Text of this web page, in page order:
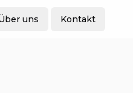
uns Kontakt